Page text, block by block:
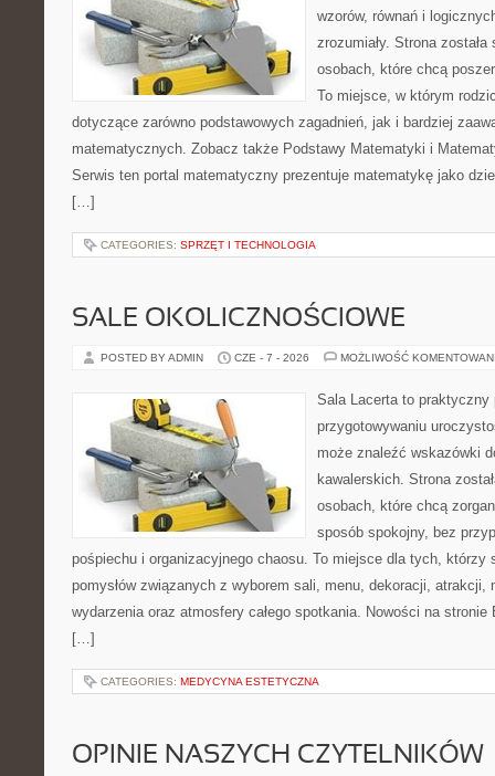
wzorów, równań i
zrozumiały. Strona
osobach, które chcą
To miejsce, w którym
dotyczące zarówno podstawowych zagadnień, jak i bardziej
matematycznych. Zobacz także Podstawy Matematyki i
Serwis ten portal matematyczny prezentuje matematykę jako
[…]
CATEGORIES: SPRZĘT I TECHNOLOGIA
SALE OKOLICZNOŚCIOWE
POSTED BY ADMIN CZE - 7 - 2026 MOŻLIWOŚĆ
Sala Lacerta to praktyczny
przygotowywaniu
może znaleźć wskazówki
kawalerskich. Strona
osobach, które chcą
sposób spokojny, bez
pośpiechu i organizacyjnego chaosu. To miejsce dla tych, którzy
pomysłów związanych z wyborem sali, menu, dekoracji, atrakcji,
wydarzenia oraz atmosfery całego spotkania. Nowości na
[…]
CATEGORIES: MEDYCYNA ESTETYCZNA
OPINIE NASZYCH CZYTELNIKÓW